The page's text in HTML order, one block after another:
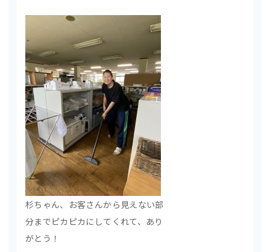
杉ちゃん、お客さんから見えない部
分までピカピカにしてくれて、あり
がとう！